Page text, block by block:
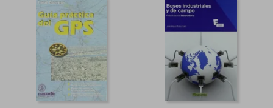
45%
dcto. $ 26.95 dcto.